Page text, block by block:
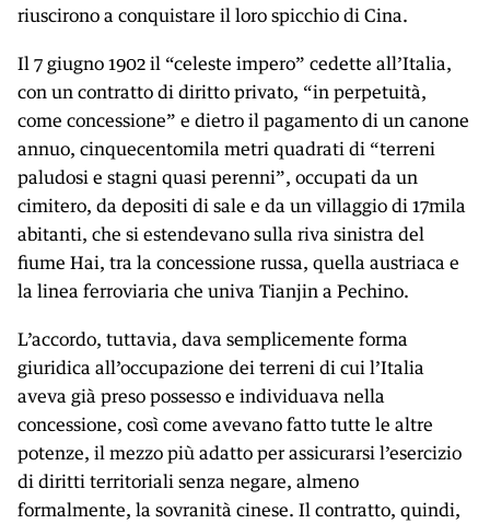
riuscirono a conquistare il loro spicchio di Cina.
Il 7 giugno 1902 il “celeste impero” cedette all’Italia,
con un contratto di diritto privato, “in perpetuità,
come concessione” e dietro il pagamento di un canone
annuo, cinquecentomila metri quadrati di “terreni
paludosi e stagni quasi perenni”, occupati da un
cimitero, da depositi di sale e da un villaggio di 17mila
abitanti, che si estendevano sulla riva sinistra del
fiume Hai, tra la concessione russa, quella austriaca e
la linea ferroviaria che univa Tianjin a Pechino.
L’accordo, tuttavia, dava semplicemente forma
giuridica all’occupazione dei terreni di cui l’Italia
aveva già preso possesso e individuava nella
concessione, così come avevano fatto tutte le altre
potenze, il mezzo più adatto per assicurarsi l’esercizio
di diritti territoriali senza negare, almeno
formalmente, la sovranità cinese. Il contratto, quindi,